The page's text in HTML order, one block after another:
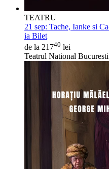
TEATRU
21 sep: Tache, Ianke si
ia Bilet
de la 21740 lei
Teatrul National Bucuresti